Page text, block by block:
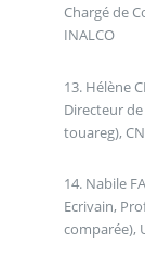
Chargé de
INALCO
13. Hélène
Directeur
14. Nabile
Ecrivain,